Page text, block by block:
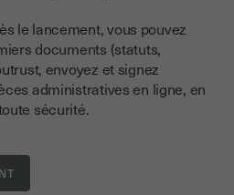
le lancement, vous pouvez
documents (statuts,
envoyez et signez
administratives en ligne, en
sécurité.